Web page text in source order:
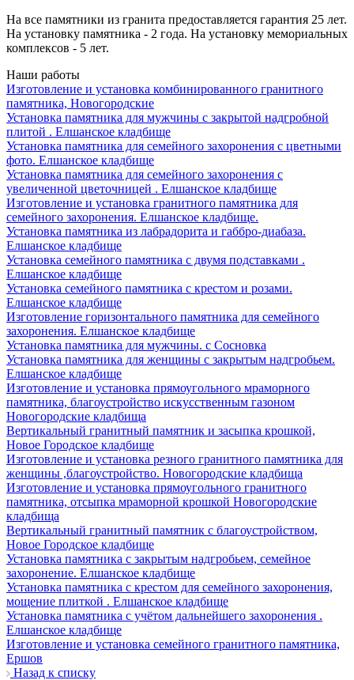
На все памятники из гранита предоставляется гарантия 25 лет.
На установку памятника - 2 года. На установку мемориальных
комплексов - 5 лет.
Наши работы
Изготовление и установка комбинированного гранитного
памятника, Новогородские
Установка памятника для мужчины с закрытой надгробной
плитой . Елшанское кладбище
Установка памятника для семейного захоронения с цветными
фото. Елшанское кладбище
Установка памятника для семейного захоронения с
увеличенной цветочницей . Елшанское кладбище
Изготовление и установка гранитного памятника для
семейного захоронения. Елшанское кладбище.
Установка памятника из лабрадорита и габбро-диабаза.
Елшанское кладбище
Установка семейного памятника с двумя подставками .
Елшанское кладбище
Установка семейного памятника с крестом и розами.
Елшанское кладбище
Изготовление горизонтального памятника для семейного
захоронения. Елшанское кладбище
Установка памятника для мужчины. с Сосновка
Установка памятника для женщины с закрытым надгробьем.
Елшанское кладбище
Изготовление и установка прямоугольного мраморного
памятника, благоустройство искусственным газоном
Новогородские кладбища
Вертикальный гранитный памятник и засыпка крошкой,
Новое Городское кладбище
Изготовление и установка резного гранитного памятника для
женщины ,благоустройство. Новогородские кладбища
Изготовление и установка прямоугольного гранитного
памятника, отсыпка мраморной крошкой Новогородские
кладбища
Вертикальный гранитный памятник с благоустройством,
Новое Городское кладбище
Установка памятника с закрытым надгробьем, семейное
захоронение. Елшанское кладбище
Установка памятника с крестом для семейного захоронения,
мощение плиткой . Елшанское кладбище
Установка памятника с учётом дальнейшего захоронения .
Елшанское кладбище
Изготовление и установка семейного гранитного памятника,
Ершов
Назад к списку